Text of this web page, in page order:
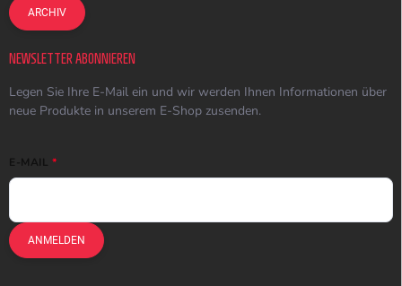
ARCHIV
NEWSLETTER ABONNIEREN
Legen Sie Ihre E-Mail ein und wir werden Ihnen Informationen über
neue Produkte in unserem E-Shop zusenden.
E-MAIL
ANMELDEN